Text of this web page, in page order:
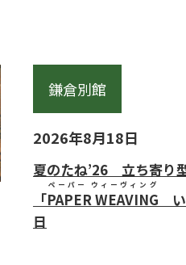
鎌倉別館
2026年8月18日
夏のたね’26 立ち寄り
「PAPER WEAVING
ペーパー ウィーヴィング
日